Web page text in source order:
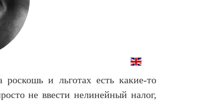
и льготах есть какие-то
не ввести нелинейный налог,